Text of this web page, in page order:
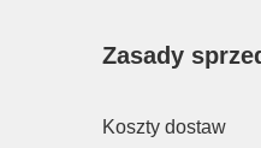
Zasady
Koszty dostaw